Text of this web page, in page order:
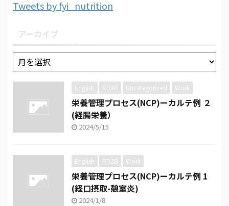
Tweets by fyi_nutrition
アーカイブ
English RD2B Uncategorized Work
栄養管理プロセス(NCP)ーカルテ例 ２
(経腸栄養）
2024/5/15
English RD2B Work
栄養管理プロセス(NCP)ーカルテ例 1
(経口摂取-憩室炎)
2024/1/8